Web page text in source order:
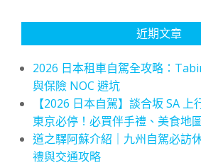
近期文章
2026 日本租車自駕全攻略：
與保險 NOC 避坑
【2026 日本自駕】談合坂 SA
東京必停！必買伴手禮、美食地
道之驛阿蘇介紹｜九州自駕必訪
禮與交通攻略